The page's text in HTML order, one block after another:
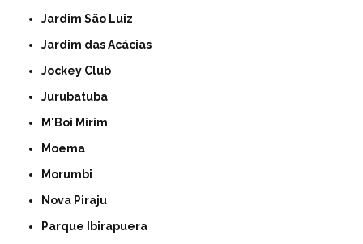
Jardim São Luiz
Jardim das Acácias
Jockey Club
Jurubatuba
M'Boi Mirim
Moema
Morumbi
Nova Piraju
Parque Ibirapuera